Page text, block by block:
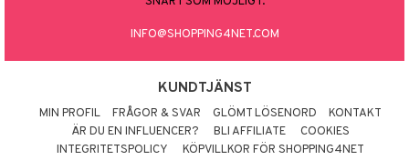
INFO@SHOPPING4NET.COM
KUNDTJÄNST
MIN PROFIL FRÅGOR & SVAR GLÖMT LÖSENORD
KONTAKT
ÄR DU EN INFLUENCER?
BLI AFFILIATE
COOKIES
INTEGRITETSPOLICY
KÖPVILLKOR FÖR SHOPPING4NET